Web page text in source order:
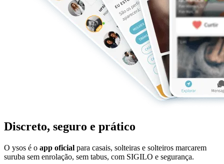
Discreto, seguro e prático
O ysos é o app oficial para casais, solteiras e solteiros marcarem
suruba sem enrolação, sem tabus, com SIGILO e segurança.